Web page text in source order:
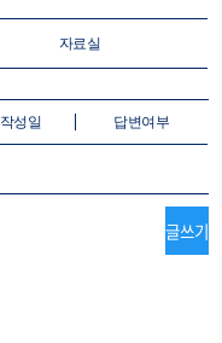
자료실
작성일 답변여부